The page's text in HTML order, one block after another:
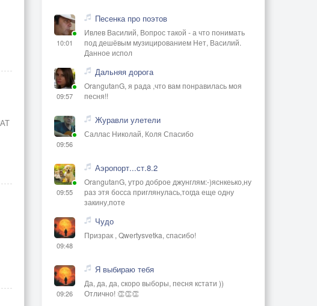
10:01
Песенка про поэтов
Ивлев Василий, Вопрос такой - а что понимать
под дешёвым музицированием Нет, Василий.
Данное испол
09:57
Дальняя дорога
OrangutanG, я рада ,что вам понравилась моя
песня!!
09:56
Журавли улетели
Саллас Николай, Коля Спасибо
09:55
Аэропорт...ст.8.2
OrangutanG, утро доброе джунглям:-)яснкеько,ну
раз этя босса приглянулась,тогда еще одну
закину,поте
09:48
Чудо
Призрак , Qwertysvetka, спасибо!
09:26
Я выбираю тебя
Да, да, да, скоро выборы, песня кстати ))
Отлично! 👏👏👏